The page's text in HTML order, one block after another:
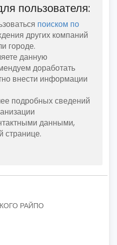
пользователя:
поиском по
других компаний
городе.
данную
доработать
внести информации
подробных сведений
данными,
странице.
РАЙПО